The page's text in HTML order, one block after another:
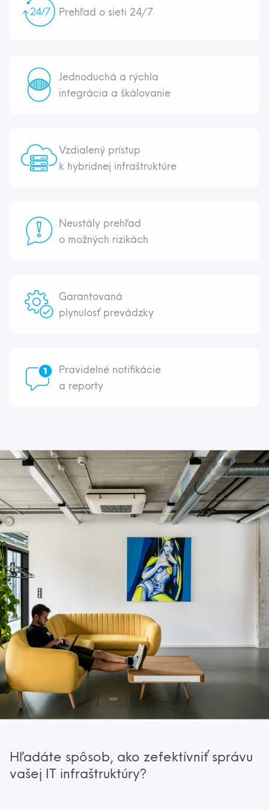
Prehľad o sieti 24/7
Jednoduchá a rýchla
integrácia a škálovanie
Vzdialený prístup
k hybridnej infraštruktúre
Neustály prehľad
o možných rizikách
Garantovaná
plynulosť prevádzky
Pravidelné notifikácie
a reporty
Hľadáte spôsob, ako zefektívniť správu
vašej IT infraštruktúry?